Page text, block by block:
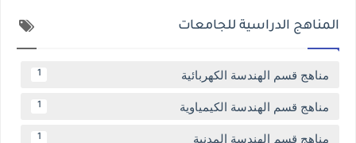
المناهج الدراسية للجامعات
مناهج قسم الهندسة الكهربائية 1
مناهج قسم الهندسة الكيمياوية 1
مناهج قسم الهندسة المدنية 1